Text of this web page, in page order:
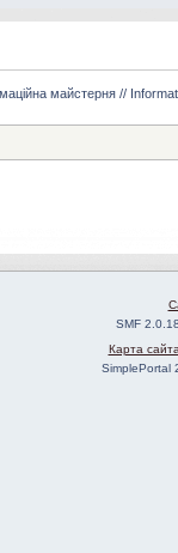
майстерня //
SMF
Карта
SimplePortal